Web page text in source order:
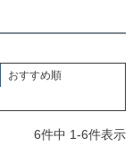
おすすめ順
6件中 1-6件表示